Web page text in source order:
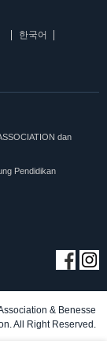
한국어
dan
Pendidikan
& Benesse
All Right Reserved.